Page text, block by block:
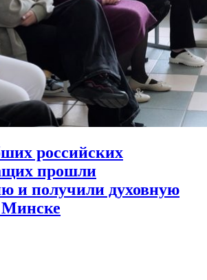
российских
прошли
и получили духовную
Минске